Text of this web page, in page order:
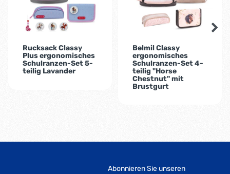
Rucksack Classy
Plus ergonomisches
Schulranzen-Set 5-
teilig Lavander
Belmil Classy
ergonomisches
Schulranzen-Set 4-
teilig "Horse
Chestnut" mit
Brustgurt
Abonnieren Sie unseren